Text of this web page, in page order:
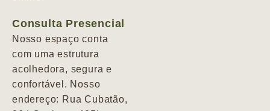
Consulta Presencial
Nosso espaço conta
com uma estrutura
acolhedora, segura e
confortável. Nosso
endereço: Rua Cubatão,